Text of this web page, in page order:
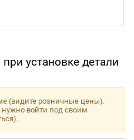
установке детали
(видите розничные цены).
войти под своим